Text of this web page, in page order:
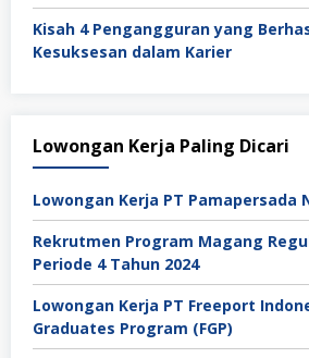
Kisah 4 Pengangguran yang
Kesuksesan dalam Karier
Lowongan Kerja Paling Dicari
Lowongan Kerja PT Pamapersada
Rekrutmen Program Magang
Periode 4 Tahun 2024
Lowongan Kerja PT Freeport
Graduates Program (FGP)